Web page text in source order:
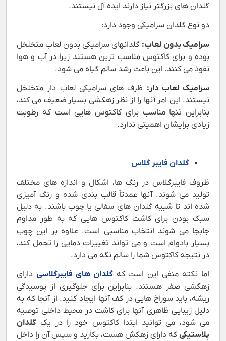
گلدان های بزرگتر نیاز دارند ایده آل نیستند.
دو نوع گلدان سرامیکی وجود دارد:
سرامیک بدون لعاب: گلدانهای سرامیکی بدون لعاب متخلخل
بوده و برای کاکتوس مناسب ترین هستند زیرا در آب و هوا
نفوذ می کنند. این باعث رشد سالم گیاه می شود.
سرامیک لعاب دار: ظرف های سرامیکی لعاب دار متخلخل
نیستند. این امر آنها را از نظر زهکشی بسیار ضعیف می کند،
بنابراین تنها مناسب برای کاکتوس هایی است که رطوبت
زیادی برایشان اهمیتی ندارد.
گلدان فایبر گلاس
ظروف فایبرگلاس در رنگ ها، اشکال و اندازه های مختلف
تولید می شوند. آنها عمدتاً قالب بندی شده و رنگ آمیزی
شده اند تا شبیه گلدان های سفالی یا چوب باشند. به دلیل
سبک بودن برای کاشت کاکتوس هایی که به طور مداوم
جابجا می شوند انتخاب مناسبی است. علاوه بر این چوب
بسیار بادوام است و می تواند تغییرات دمایی را تحمل کند،
در نتیجه کاکتوس شما را سالم نگه می دارد.
اما نکته منفی این است کهگلدان های فایبرگلاسی دارای
زهکشی صفر هستند. بنابراین برای جلوگیری از پوسیدگی
ریشه، باید سوراخ هایی در کف آنها ایجاد کنید. از آنجا که به
دلیل زیبایی ظاهری آنها برای کاشت در محیط داخلی توصیه
می شود، می توانید ابتدا کاکتوس خود را در یک گلدان
پلاستیکیکه دارای زهکش هست، بکارید و سپس آن را داخل